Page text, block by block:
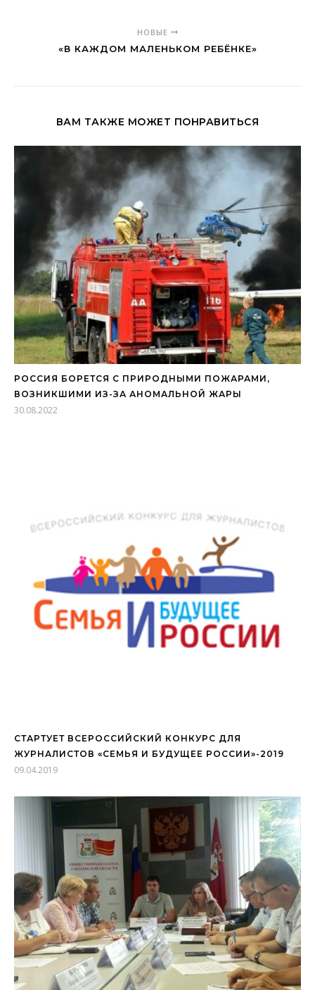
НОВЫЕ
«В КАЖДОМ МАЛЕНЬКОМ РЕБЁНКЕ»
ВАМ ТАКЖЕ МОЖЕТ ПОНРАВИТЬСЯ
РОССИЯ БОРЕТСЯ С ПРИРОДНЫМИ ПОЖАРАМИ,
ВОЗНИКШИМИ ИЗ-ЗА АНОМАЛЬНОЙ ЖАРЫ
30.08.2022
СТАРТУЕТ ВСЕРОССИЙСКИЙ КОНКУРС ДЛЯ
ЖУРНАЛИСТОВ «СЕМЬЯ И БУДУЩЕЕ РОССИИ»-2019
09.04.2019